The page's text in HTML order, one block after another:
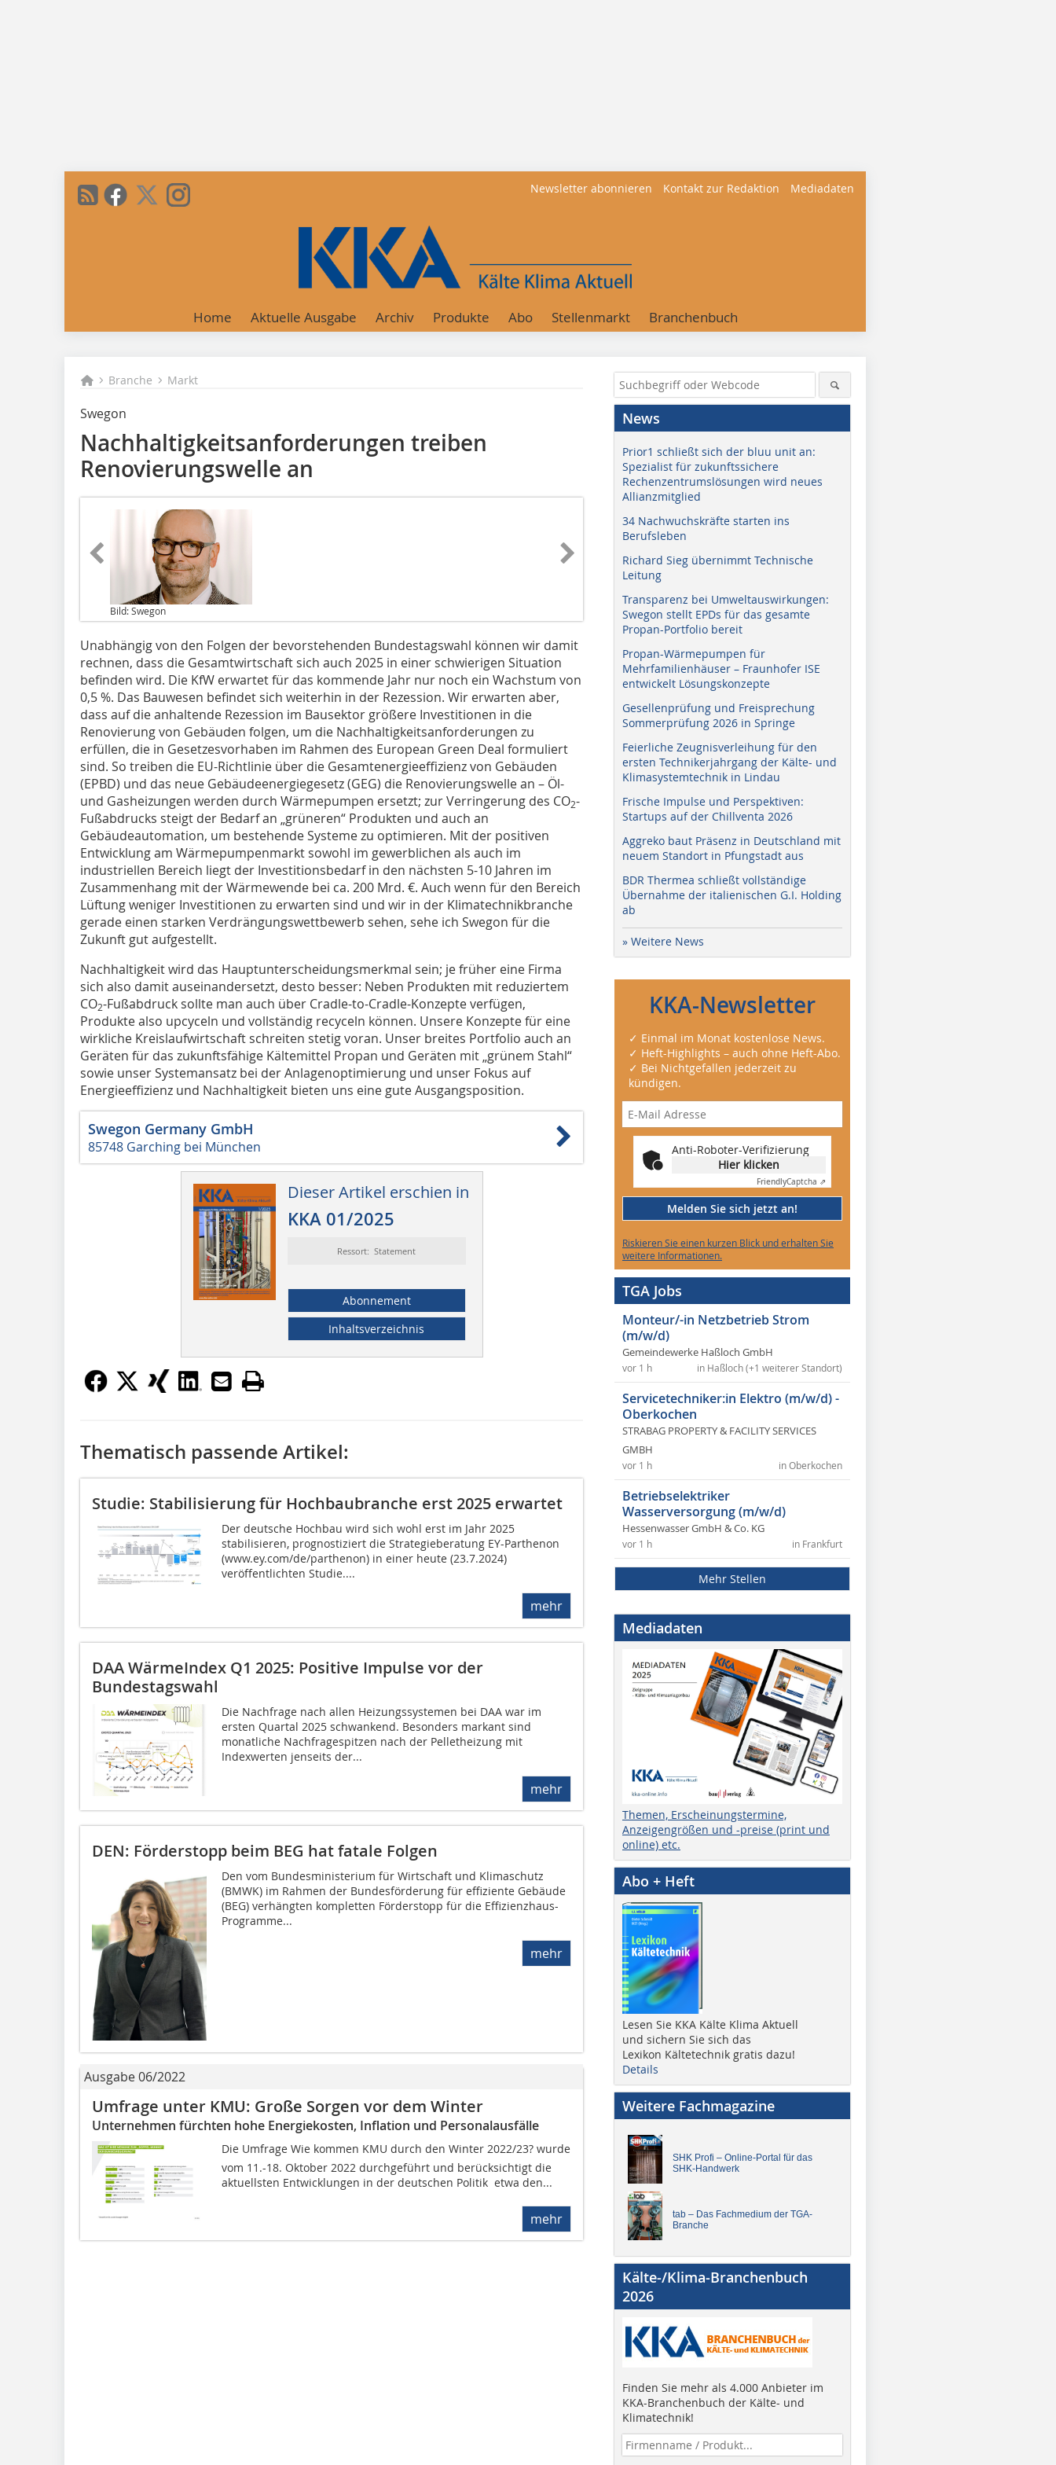
Newsletter abonnieren Kontakt zur Redaktion Mediadaten
Home Aktuelle Ausgabe Archiv Produkte Abo Stellenmarkt Branchenbuch
Branche Markt
Swegon
Nachhaltigkeitsanforderungen treiben
Renovierungswelle an
Bild: Swegon
Unabhängig von den Folgen der bevorstehenden Bundestagswahl können wir damit
rechnen, dass die Gesamtwirtschaft sich auch 2025 in einer schwierigen Situation
befinden wird. Die KfW erwartet für das kommende Jahr nur noch ein Wachstum von
0,5 %. Das Bauwesen befindet sich weiterhin in der Rezession. Wir erwarten aber,
dass auf die anhaltende Rezession im Bausektor größere Investitionen in die
Renovierung von Gebäuden folgen, um die Nachhaltigkeitsanforderungen zu
erfüllen, die in Gesetzesvorhaben im Rahmen des European Green Deal formuliert
sind. So treiben die EU-Richtlinie über die Gesamtenergieeffizienz von Gebäuden
(EPBD) und das neue Gebäudeenergiegesetz (GEG) die Renovierungswelle an – Öl-
und Gasheizungen werden durch Wärmepumpen ersetzt; zur Verringerung des CO2-
Fußabdrucks steigt der Bedarf an „grüneren“ Produkten und auch an
Gebäudeautomation, um bestehende Systeme zu optimieren. Mit der positiven
Entwicklung am Wärmepumpenmarkt sowohl im gewerblichen als auch im
industriellen Bereich liegt der Investitionsbedarf in den nächsten 5-10 Jahren im
Zusammenhang mit der Wärmewende bei ca. 200 Mrd. €. Auch wenn für den Bereich
Lüftung weniger Investitionen zu erwarten sind und wir in der Klimatechnikbranche
gerade einen starken Verdrängungswettbewerb sehen, sehe ich Swegon für die
Zukunft gut aufgestellt.
Nachhaltigkeit wird das Hauptunterscheidungsmerkmal sein; je früher eine Firma
sich also damit auseinandersetzt, desto besser: Neben Produkten mit reduziertem
CO2-Fußabdruck sollte man auch über Cradle-to-Cradle-Konzepte verfügen,
Produkte also upcyceln und vollständig recyceln können. Unsere Konzepte für eine
wirkliche Kreislaufwirtschaft schreiten stetig voran. Unser breites Portfolio auch an
Geräten für das zukunftsfähige Kältemittel Propan und Geräten mit „grünem Stahl“
sowie unser Systemansatz bei der Anlagenoptimierung und unser Fokus auf
Energieeffizienz und Nachhaltigkeit bieten uns eine gute Ausgangsposition.
Swegon Germany GmbH
85748 Garching bei München
Dieser Artikel erschien in
KKA 01/2025
Ressort: Statement
Abonnement
Inhaltsverzeichnis
Thematisch passende Artikel:
Studie: Stabilisierung für Hochbaubranche erst 2025 erwartet
Der deutsche Hochbau wird sich wohl erst im Jahr 2025
stabilisieren, prognostiziert die Strategieberatung EY-Parthenon
(www.ey.com/de/parthenon) in einer heute (23.7.2024)
veröffentlichten Studie....
mehr
DAA WärmeIndex Q1 2025: Positive Impulse vor der
Bundestagswahl
Die Nachfrage nach allen Heizungssystemen bei DAA war im
ersten Quartal 2025 schwankend. Besonders markant sind
monatliche Nachfragespitzen nach der Pelletheizung mit
Indexwerten jenseits der...
mehr
DEN: Förderstopp beim BEG hat fatale Folgen
Den vom Bundesministerium für Wirtschaft und Klimaschutz
(BMWK) im Rahmen der Bundesförderung für effiziente Gebäude
(BEG) verhängten kompletten Förderstopp für die Effizienzhaus-
Programme...
mehr
Ausgabe 06/2022
Umfrage unter KMU: Große Sorgen vor dem Winter
Unternehmen fürchten hohe Energiekosten, Inflation und Personalausfälle
Die Umfrage Wie kommen KMU durch den Winter 2022/23? wurde
vom 11.-18. Oktober 2022 durchgeführt und berücksichtigt die
aktuellsten Entwicklungen in der deutschen Politik  etwa den...
mehr
News
Prior1 schließt sich der bluu unit an:
Spezialist für zukunftssichere
Rechenzentrumslösungen wird neues
Allianzmitglied
34 Nachwuchskräfte starten ins
Berufsleben
Richard Sieg übernimmt Technische
Leitung
Transparenz bei Umweltauswirkungen:
Swegon stellt EPDs für das gesamte
Propan-Portfolio bereit
Propan-Wärmepumpen für
Mehrfamilienhäuser – Fraunhofer ISE
entwickelt Lösungskonzepte
Gesellenprüfung und Freisprechung
Sommerprüfung 2026 in Springe
Feierliche Zeugnisverleihung für den
ersten Technikerjahrgang der Kälte- und
Klimasystemtechnik in Lindau
Frische Impulse und Perspektiven:
Startups auf der Chillventa 2026
Aggreko baut Präsenz in Deutschland mit
neuem Standort in Pfungstadt aus
BDR Thermea schließt vollständige
Übernahme der italienischen G.I. Holding
ab
» Weitere News
KKA-Newsletter
✓ Einmal im Monat kostenlose News.
✓ Heft-Highlights – auch ohne Heft-Abo.
✓ Bei Nichtgefallen jederzeit zu
kündigen.
Anti-Roboter-Verifizierung
Hier klicken
FriendlyCaptcha ⇗
Melden Sie sich jetzt an!
Riskieren Sie einen kurzen Blick und erhalten Sie
weitere Informationen.
TGA Jobs
Monteur/-in Netzbetrieb Strom
(m/w/d)
Gemeindewerke Haßloch GmbH
in Haßloch (+1 weiterer Standort)
vor 1 h
Servicetechniker:in Elektro (m/w/d) -
Oberkochen
STRABAG PROPERTY & FACILITY SERVICES
GMBH
in Oberkochen
vor 1 h
Betriebselektriker
Wasserversorgung (m/w/d)
Hessenwasser GmbH & Co. KG
in Frankfurt
vor 1 h
Mehr Stellen
Mediadaten
Themen, Erscheinungstermine,
Anzeigengrößen und -preise (print und
online) etc.
Abo + Heft
Lesen Sie KKA Kälte Klima Aktuell
und sichern Sie sich das
Lexikon Kältetechnik gratis dazu!
Details
Weitere Fachmagazine
SHK Profi – Online-Portal für das
SHK-Handwerk
tab – Das Fachmedium der TGA-
Branche
Kälte-/Klima-Branchenbuch
2026
Finden Sie mehr als 4.000 Anbieter im
KKA-Branchenbuch der Kälte- und
Klimatechnik!